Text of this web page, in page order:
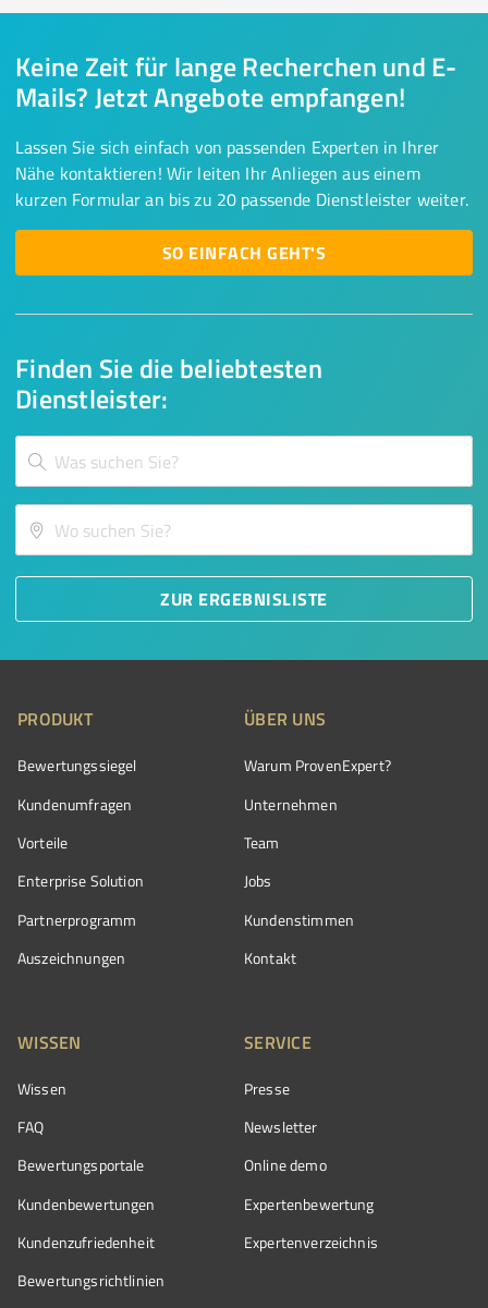
Finden Sie die beliebtesten
Dienstleister:
ZUR ERGEBNISLISTE
Keine Zeit für lange Recherchen und E-
Mails? Jetzt Angebote empfangen!
Lassen Sie sich einfach von passenden Experten in Ihrer
Nähe kontaktieren! Wir leiten Ihr Anliegen aus einem
kurzen Formular an bis zu 20 passende Dienstleister weiter.
SO EINFACH GEHT'S
PRODUKT
Bewertungssiegel
Kundenumfragen
Vorteile
Enterprise Solution
Partnerprogramm
Auszeichnungen
ÜBER UNS
Warum ProvenExpert?
Unternehmen
Team
Jobs
Kundenstimmen
Kontakt
WISSEN
Wissen
FAQ
Bewertungsportale
Kundenbewertungen
Kundenzufriedenheit
Bewertungs­richtlinien
SERVICE
Presse
Newsletter
Online demo
Expertenbewertung
Expertenverzeichnis